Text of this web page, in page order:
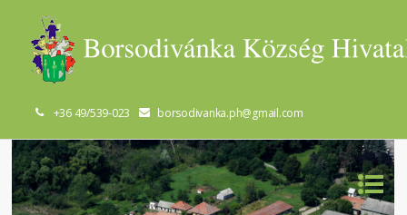
+36 49/539-023 borsodivanka.ph@gmail.com